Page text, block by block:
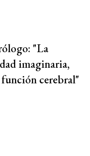
"La
imaginaria,
cerebral"